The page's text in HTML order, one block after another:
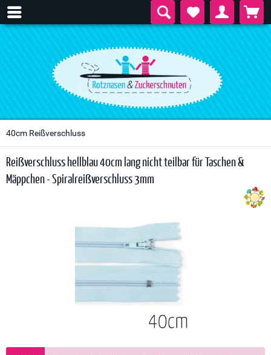
40cm Reißverschluss
Reißverschluss hellblau 40cm lang nicht teilbar für Taschen &
Mäppchen - Spiralreißverschluss 3mm